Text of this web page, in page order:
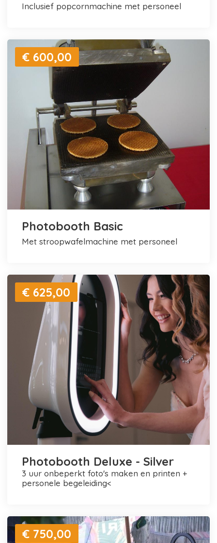
inclusief popcornmachine met personeel
€ 600,00
Photobooth Basic
met stroopwafelmachine met personeel
€ 625,00
Photobooth Deluxe - Silver
3 uur onbeperkt foto's maken en printen +
personele begeleiding<
€ 750,00